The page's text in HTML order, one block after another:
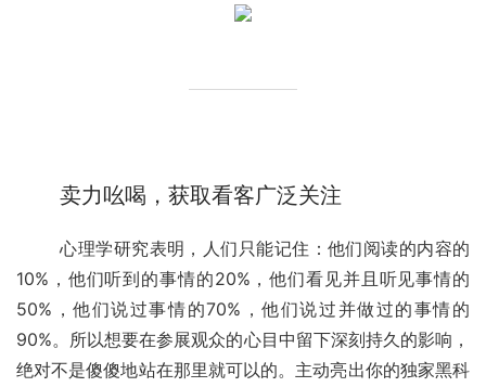
卖力吆喝，获取看客广泛关注
	心理学研究表明，人们只能记住：他们阅读的内容的
10%，他们听到的事情的20%，他们看见并且听见事情的
50%，他们说过事情的70%，他们说过并做过的事情的
90%。所以想要在参展观众的心目中留下深刻持久的影响，
绝对不是傻傻地站在那里就可以的。主动亮出你的独家黑科